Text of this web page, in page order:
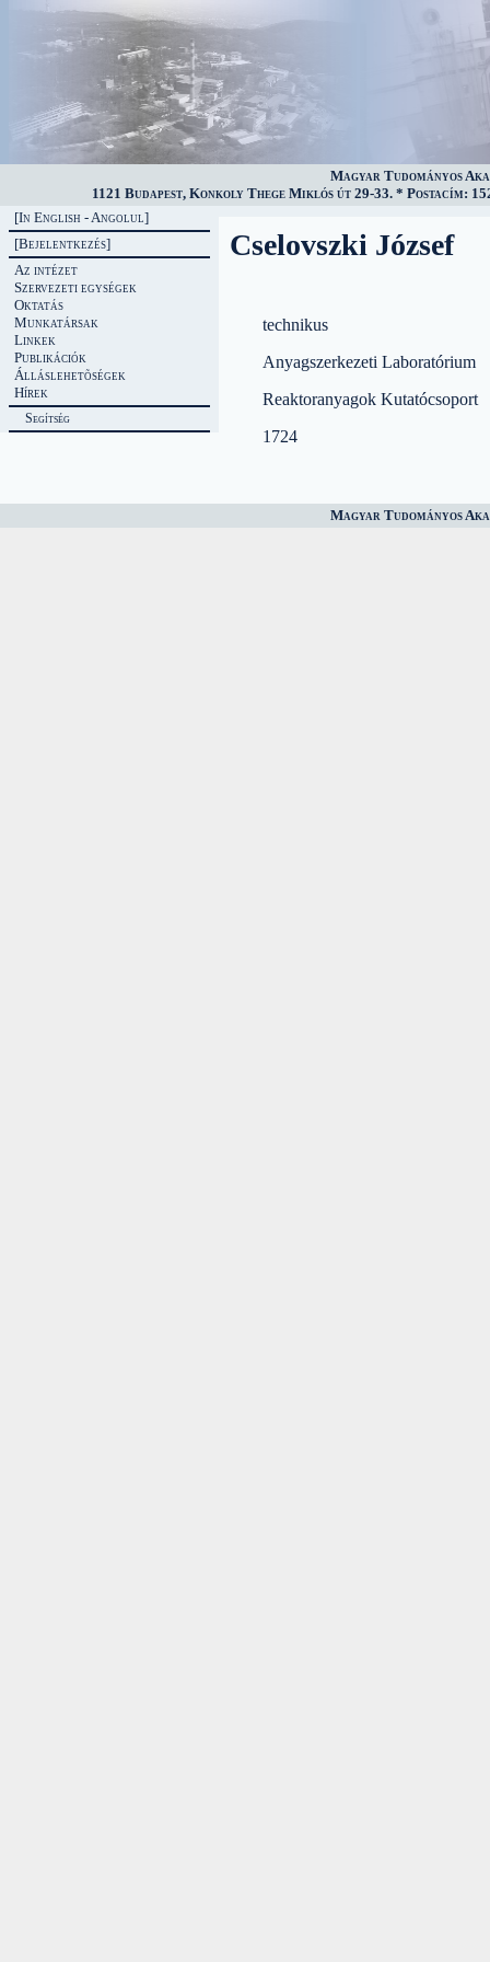
Magyar Tudományos
1121 Budapest, Konkoly Thege Miklós út 29-33. * Postacím:
[In English - Angolul]
[Bejelentkezés]
Az intézet
Szervezeti egységek
Oktatás
Munkatársak
Linkek
Publikációk
Álláslehetõségek
Hírek
Segítség
Cselovszki József
technikus
Anyagszerkezeti Laboratórium
Reaktoranyagok Kutatócsoport
1724
Magyar Tudományos